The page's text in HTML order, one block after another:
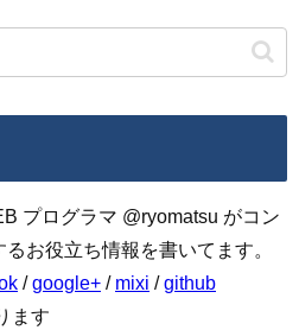
プログラマ @ryomatsu がコン
お役立ち情報を書いてます。
/google+ / mixi /github
ます